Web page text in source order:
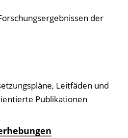
der
Leitfäden und
Publikationen